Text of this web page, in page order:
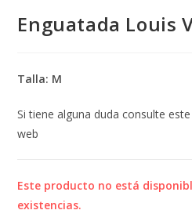
Enguatada Louis
Talla: M
Si tiene alguna duda consulte
web
Este producto no está
existencias.